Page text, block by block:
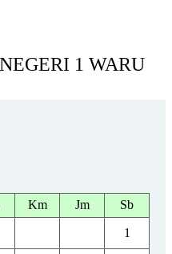
1 WARU
Km Jm Sb
1